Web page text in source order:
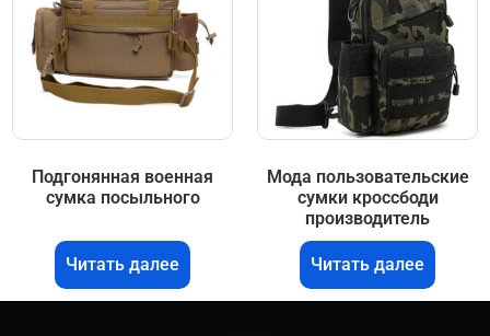
Подгонянная военная
сумка посыльного
Читать далее
Мода пользовательские
сумки кроссбоди
производитель
Читать далее